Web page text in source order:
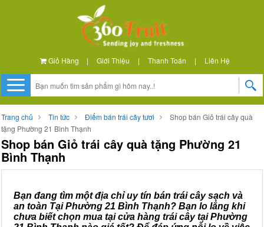
Giỏ Hàng | Giới Thiệu | Thanh Toán | Liên Hệ
Trang chủ Tin tức Điểm bán trái cây tươi
Shop bán Giỏ trái cây quà
tặng Phường 21 Bình Thạnh
Shop bán Giỏ trái cây quà tặng Phường 21
Bình Thạnh
Bạn đang tìm một địa chỉ uy tín bán trái cây sạch và
an toàn Tại Phường 21 Bình Thạnh? Bạn lo lắng khi
chưa biết chọn mua tại cửa hàng trái cây tại Phường